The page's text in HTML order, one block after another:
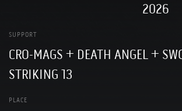
2026
SUPPORT
CRO-MAGS + DEATH ANGEL +
STRIKING 13
PLACE